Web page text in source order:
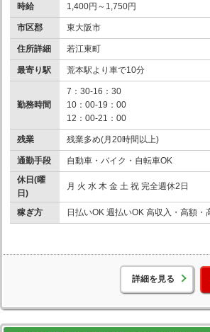
時給 1,400円～1,750円
市区郡 東大阪市
住所詳細 若江東町
最寄り駅 荒本駅より車で10分
勤務時間
7：30-16：30
10：00-19：00
12：00-21：00
残業 残業多め(月20時間以上)
通勤手段
自動車・バイク・自転車OK
休日(曜
日)
月 火 水 木 金 土 祝 完全週休2日
稼ぎ方 日払いOK 週払いOK 高収入・高額・
詳細を見る